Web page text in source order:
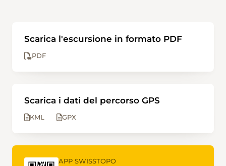
Scarica l'escursione in formato PDF
PDF
Scarica i dati del percorso GPS
KML GPX
APP SWISSTOPO